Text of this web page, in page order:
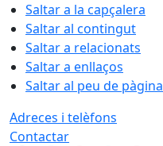
Saltar a la capçalera
Saltar al contingut
Saltar a relacionats
Saltar a enllaços
Saltar al peu de pàgina
Adreces i telèfons
Contactar